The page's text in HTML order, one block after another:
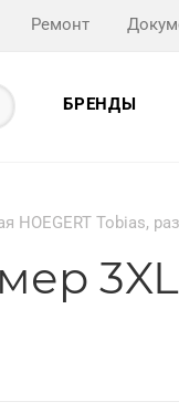
Ремонт
БРЕНДЫ
HOEGERT Tobias,
3XL,